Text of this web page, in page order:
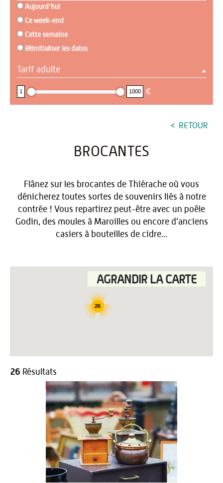
Aujourd'hui
Ce week-end
Cette semaine
Réinitialiser les dates
Tarif adulte
1 1000 €
RETOUR
BROCANTES
Flânez sur les brocantes de Thiérache où vous
dénicherez toutes sortes de souvenirs liés à notre
contrée ! Vous repartirez peut-être avec un poêle
Godin, des moules à Maroilles ou encore d’anciens
casiers à bouteilles de cidre...
26
AGRANDIR LA CARTE
26 Résultats